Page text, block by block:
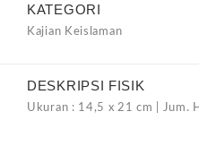
KATEGORI
Kajian Keislaman
DESKRIPSI FISIK
Ukuran : 14,5 x 21 cm | Jum.